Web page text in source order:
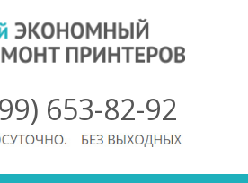
653-82-92